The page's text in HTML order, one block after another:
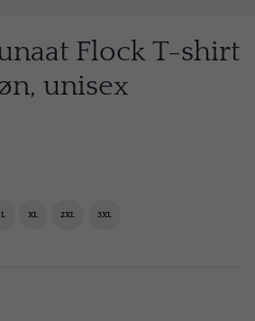
Flock T-shirt
unisex
L XL 2XL 3XL